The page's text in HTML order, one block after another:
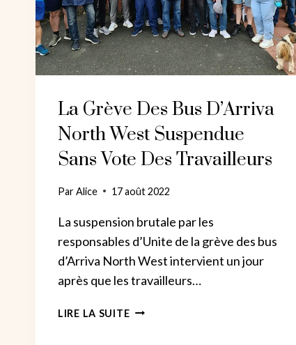
La Grève Des Bus D’Arriva
North West Suspendue
Sans Vote Des Travailleurs
ParAlice 17 août 2022
La suspension brutale par les
responsables d’Unite de la grève des bus
d’Arriva North West intervient un jour
après que les travailleurs…
LIRE LA SUITELA